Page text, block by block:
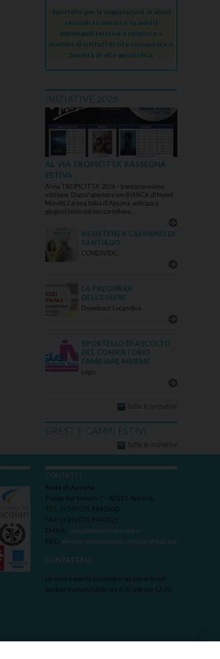
Sportello per le segnalazioni di abusi
sessuali su minori o su adulti
vulnerabili relative a chierici o a
membri di Istituti di vita consacrata o
Società di vita apostolica.
INIZIATIVE 2026
AL VIA TROPICITTA’ RASSEGNA
ESTIVA
Al via TROPICITTA’ 2026 – trentanovesima
edizione. Dopo l’apertura con BIANCA di Nanni
Moretti, l’arena Italia di Ancona, anticipa a
giugno l’inizio del suo cartellone…
ASSISTENZA CAMMINO DI
SANTIAGO
CONDIVIDI…
LA PREGHIERA
DELL’ESSERE
Download: Locandina…
SPORTELLO DI ASCOLTO
DEL CONSULTORIO
FAMILIARE INSIEME
Logo…
tutte le iniziative
GREST E CAMPI ESTIVI
tutte le iniziative
CONTATTI
Sede di Ancona
Piazza del Senato 7 - 60121 Ancona
TEL: (+39) 071.9943500
FAX: (+39) 071.9943521
EMAIL: curia@diocesi.ancona.it
PEC: diocesi.ancona@pec.chiesacattolica.it
CONTATTACI
La curia è aperta al pubblico nei giorni feriali
(escluso il sabato) dalle ore 8.30 alle ore 12.30.